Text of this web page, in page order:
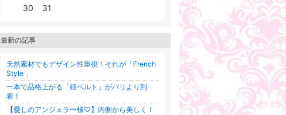
30
31
最新の記事
天然素材でもデザイン性重視！それが「French
Style 」
一本で品格上がる「細ベルト」がパリより到
着！
【愛しのアンジェラ〜様♡】内側から美しく！